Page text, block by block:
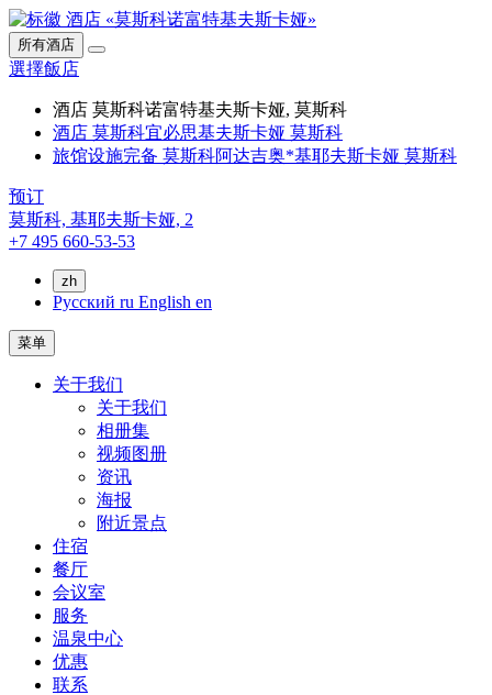
所有酒店
選擇飯店
酒店 莫斯科诺富特基夫斯卡娅, 莫斯科
酒店 莫斯科宜必思基夫斯卡娅 莫斯科
旅馆设施完备 莫斯科阿达吉奥*基耶夫斯卡娅 莫斯科
预订
莫斯科, 基耶夫斯卡娅, 2
+7 495 660-53-53
zh
Русский ru English en
菜单
关于我们
关于我们
相册集
视频图册
资讯
海报
附近景点
住宿
餐厅
会议室
服务
温泉中心
优惠
联系